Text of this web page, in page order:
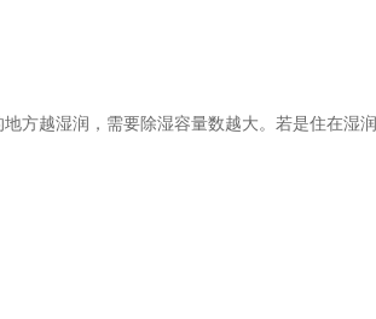
越湿润，需要除湿容量数越大。若是住在湿